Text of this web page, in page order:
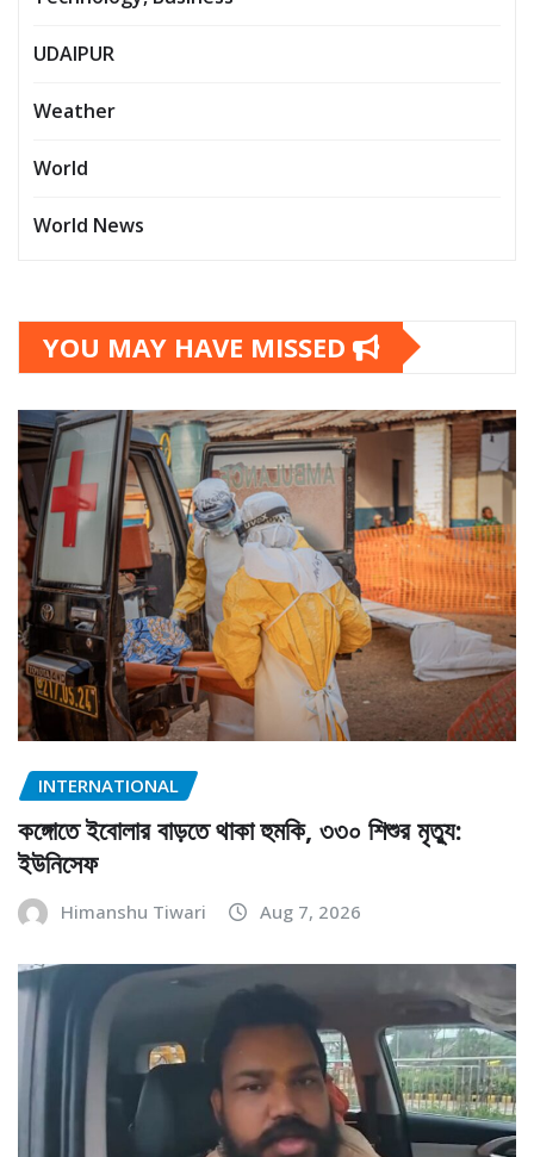
UDAIPUR
Weather
World
World News
YOU MAY HAVE MISSED
INTERNATIONAL
কঙ্গোতে ইবোলার বাড়তে থাকা হুমকি, ৩৩০ শিশুর মৃত্যু:
ইউনিসেফ
Himanshu Tiwari Aug 7, 2026